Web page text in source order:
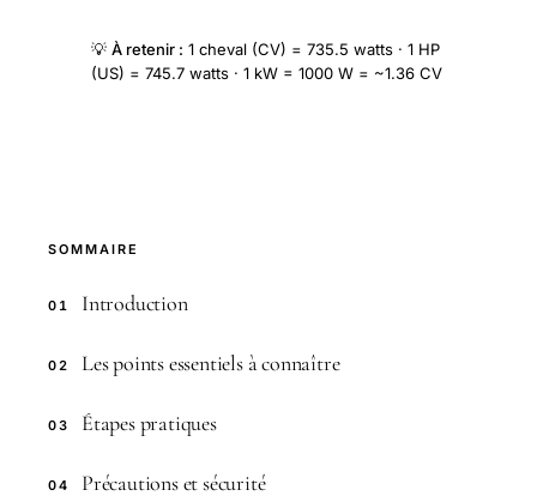
💡 À retenir : 1 cheval (CV) = 735.5 watts · 1 HP
(US) = 745.7 watts · 1 kW = 1000 W = ~1.36 CV
SOMMAIRE
01 Introduction
02 Les points essentiels à connaître
03 Étapes pratiques
04 Précautions et sécurité